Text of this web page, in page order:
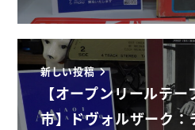
新しい投稿
【オープンリールテ
市】ドヴォルザーク